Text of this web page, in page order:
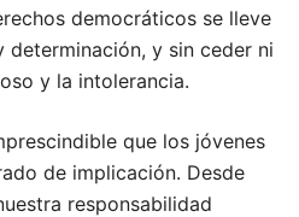
democráticos se lleve
y sin ceder ni
y la intolerancia.
que los jóvenes
de implicación. Desde
responsabilidad